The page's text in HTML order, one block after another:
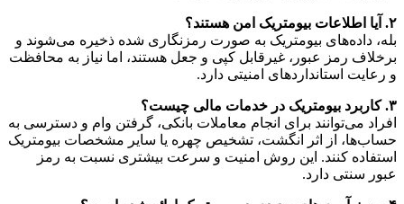
۲. آیا اطلاعات بیومتریک امن هستند؟
بله، داده‌های بیومتریک به صورت رمزنگاری شده ذخیره می‌شوند و
برخلاف رمز عبور، غیرقابل کپی و جعل هستند، اما نیاز به محافظت
و رعایت استانداردهای امنیتی دارد.
۳. کاربرد بیومتریک در خدمات مالی چیست؟
افراد می‌توانند برای انجام معاملات بانکی، گرفتن وام و دسترسی به
حساب‌ها، از اثر انگشت، تشخیص چهره یا سایر مشخصات بیومتریک
استفاده کنند. این روش امنیت و سرعت بیشتری نسبت به رمز
عبور سنتی دارد.